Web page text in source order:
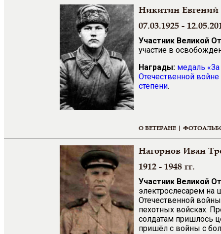
Никитин Евгений
07.03.1925 -
Участник Великой
участие в
Награды: медаль «
Отечественной войне
степени.
О ВЕТЕРАНЕ |
Нагорнов Иван
1912 - 1948 гг.
Участник Великой
электрослесарем на
Отечественной
пехотных войсках.
солдатам пришлось
пришёл с войны с